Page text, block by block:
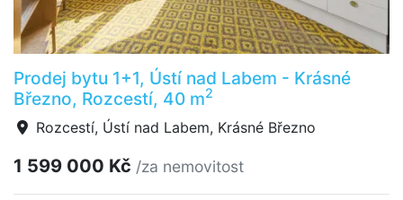
Prodej bytu 1+1, Ústí nad Labem - Krásné
Březno, Rozcestí, 40 m2
Rozcestí, Ústí nad Labem, Krásné Březno
1 599 000 Kč /za nemovitost